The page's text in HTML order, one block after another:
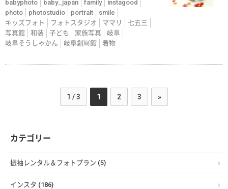
babyphoto baby_japan family
instagood
photo
photostudio portrait
smile
キッズフォト
フォトスタジオ ママリ
七五三
写真館
和装 子ども 家族写真
岐阜
岐阜そうしゃかん
岐阜創冩館 着物
1 / 3 1 2 3 »
カテゴリー
振袖レンタル＆フォトプラン (5)
インスタ (186)